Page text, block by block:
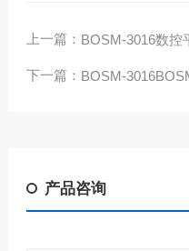
上一篇： BOSM-3016数控
下一篇： BOSM-
产品咨询